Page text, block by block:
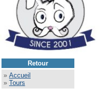
Retour
» Accueil
» Tours